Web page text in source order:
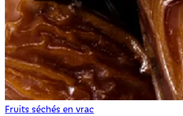
Fruits séchés en vrac